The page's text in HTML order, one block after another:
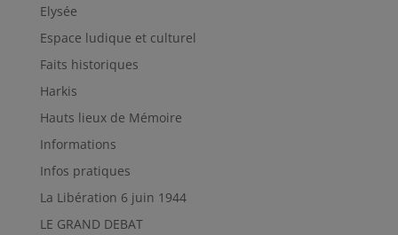
Elysée
Espace ludique et culturel
Faits historiques
Harkis
Hauts lieux de Mémoire
Informations
Infos pratiques
La Libération 6 juin 1944
LE GRAND DEBAT